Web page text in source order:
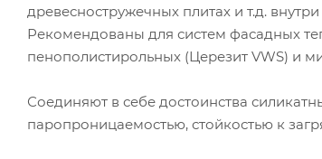
древесностружечных плитах и т.д.
Рекомендованы для систем фасадных
пенополистирольных (Церезит VWS) и
Соединяют в себе достоинства
паропроницаемостью, стойкостью к